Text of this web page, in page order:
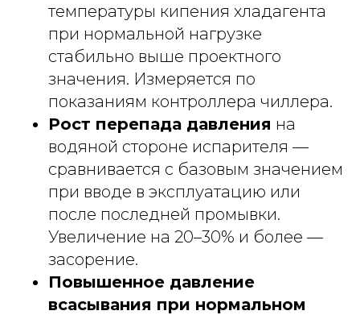
температуры кипения хладагента
при нормальной нагрузке
стабильно выше проектного
значения. Измеряется по
показаниям контроллера чиллера.
Рост перепада давления на
водяной стороне испарителя —
сравнивается с базовым значением
при вводе в эксплуатацию или
после последней промывки.
Увеличение на 20–30% и более —
засорение.
Повышенное давление
всасывания при нормальном